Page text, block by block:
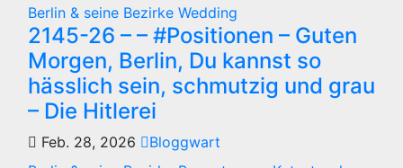
Berlin & seine Bezirke Wedding
2145-26 – – #Positionen – Guten
Morgen, Berlin, Du kannst so
hässlich sein, schmutzig und grau
– Die Hitlerei
Feb. 28, 2026
Bloggwart